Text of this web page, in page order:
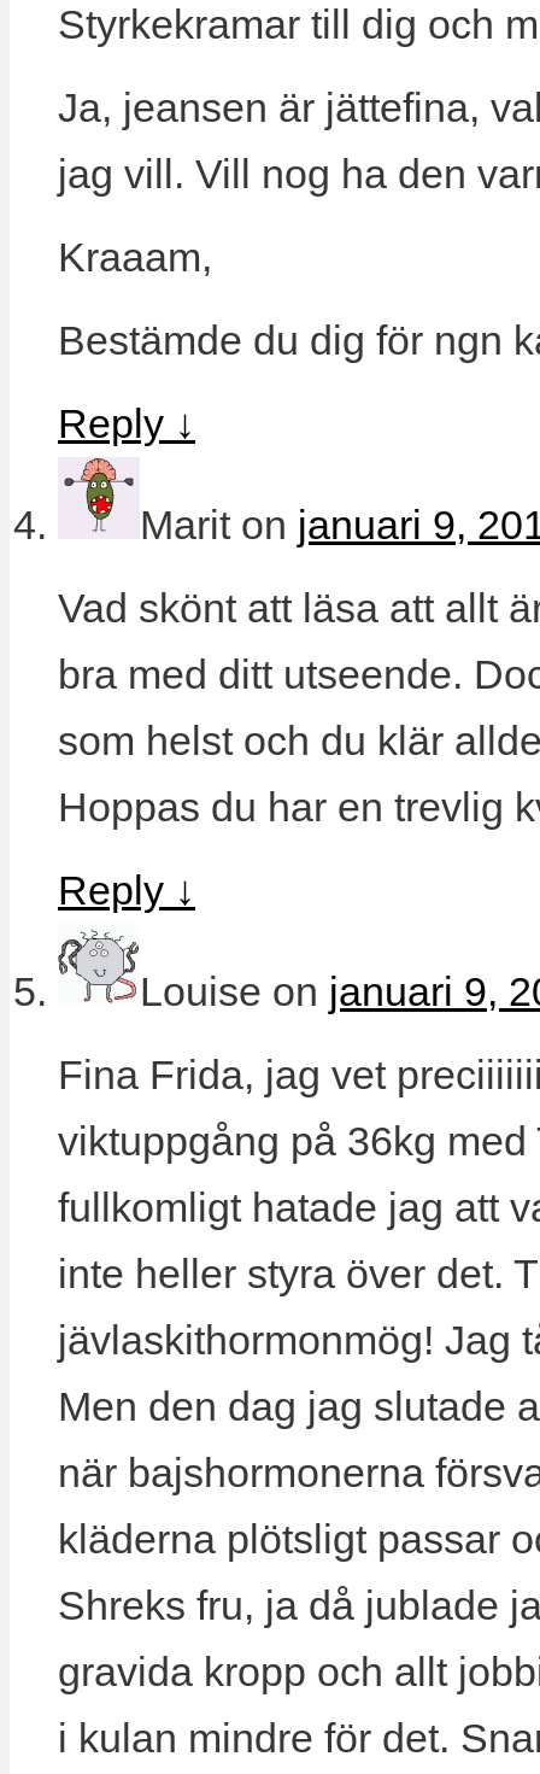
Styrkekramar till dig och
Ja, jeansen är jättefina,
jag vill. Vill nog ha den
Kraaam,
Bestämde du dig för ngn
Reply ↓
Mariton januari 9,
Vad skönt att läsa att allt
bra med ditt utseende.
som helst och du klär
Hoppas du har en trevlig
Reply ↓
Louise on januari 9,
Fina Frida, jag vet
viktuppgång på 36kg
fullkomligt hatade jag att
inte heller styra över det.
jävlaskithormonmög! Jag
Men den dag jag slutade
när bajshormonerna
kläderna plötsligt passar
Shreks fru, ja då jublade
gravida kropp och allt
i kulan mindre för det.